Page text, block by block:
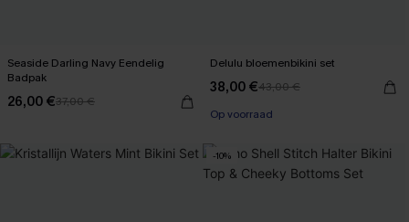
Seaside Darling Navy Eendelig
Badpak
26,00 €37,00 €
Delulu bloemenbikini set
38,00 €43,00 €
Op voorraad
-10%